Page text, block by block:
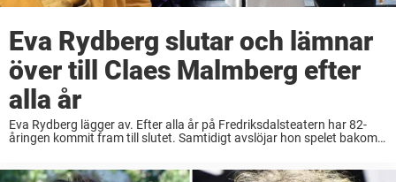
Eva Rydberg slutar och lämnar
över till Claes Malmberg efter
alla år
Eva Rydberg lägger av. Efter alla år på Fredriksdalsteatern har 82-
åringen kommit fram till slutet. Samtidigt avslöjar hon spelet bakom